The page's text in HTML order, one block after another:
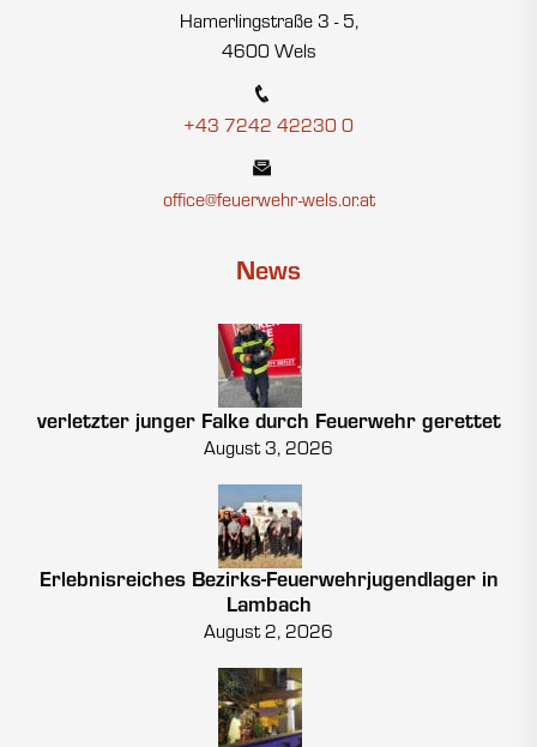
Hamerlingstraße 3 - 5,
4600 Wels
+43 7242 42230 0
office@feuerwehr-wels.or.at
News
verletzter junger Falke durch Feuerwehr gerettet
August 3, 2026
Erlebnisreiches Bezirks-Feuerwehrjugendlager in
Lambach
August 2, 2026